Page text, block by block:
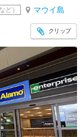
ど） マウイ島
クリップ